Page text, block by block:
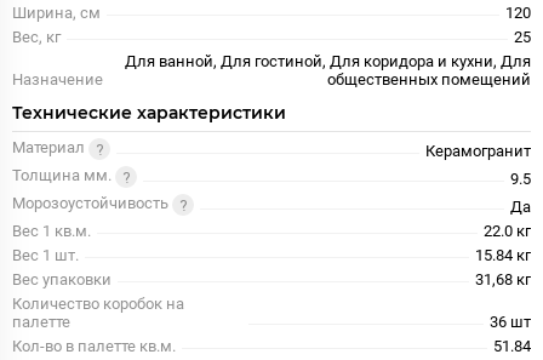
Ширина, см
120
Вес, кг
25
Назначение
Для ванной, Для гостиной, Для коридора и кухни, Для
общественных помещений
Технические характеристики
Материал
Керамогранит
Толщина мм.
9.5
Морозоустойчивость
Да
Вес 1 кв.м.
22.0 кг
Вес 1 шт.
15.84 кг
Вес упаковки
31,68 кг
Количество коробок на
палетте
36 шт
Кол-во в палетте кв.м.
51.84